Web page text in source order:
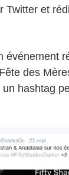
Twitter et
événement
des
hashtag